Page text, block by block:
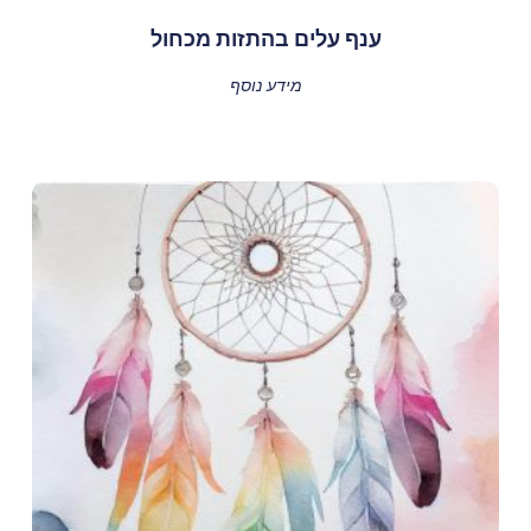
ענף עלים בהתזות מכחול
מידע נוסף